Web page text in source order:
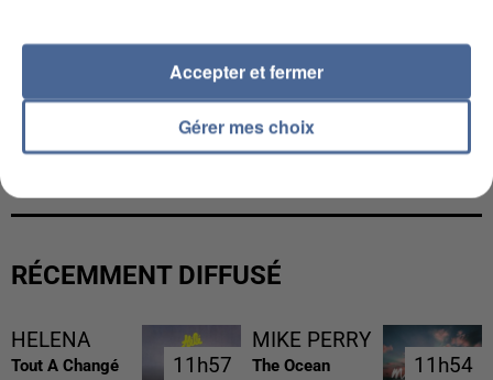
LES DONNÉES DE 300 000 CLIENTS DÉROBÉES À
INTERMARCHÉ APRÈS UNE...
RÉCEMMENT DIFFUSÉ
HELENA
Tout A Changé 11h57
11h57
MIKE PERRY
The Ocean 11h54
11h54
Gérer mes choix
Accepter et fermer